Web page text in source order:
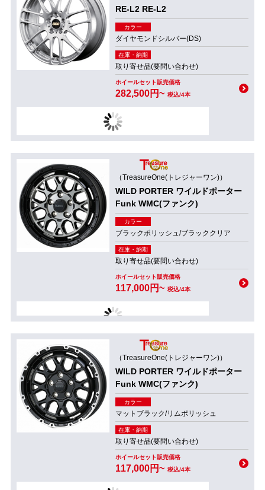
RE-L2 RE-L2
カラー
ダイヤモンドシルバー(DS)
在庫・納期
取り寄せ品(要問い合わせ)
ホイールセット販売価格
282,500円~ 税込/4本
（TreasureOne(トレジャーワン)）
WILD PORTER ワイルドポーター
Funk WMC(ファンク)
カラー
ブラックポリッシュ/ブラッククリア
在庫・納期
取り寄せ品(要問い合わせ)
ホイールセット販売価格
117,000円~ 税込/4本
（TreasureOne(トレジャーワン)）
WILD PORTER ワイルドポーター
Funk WMC(ファンク)
カラー
マットブラック/リムポリッシュ
在庫・納期
取り寄せ品(要問い合わせ)
ホイールセット販売価格
117,000円~ 税込/4本